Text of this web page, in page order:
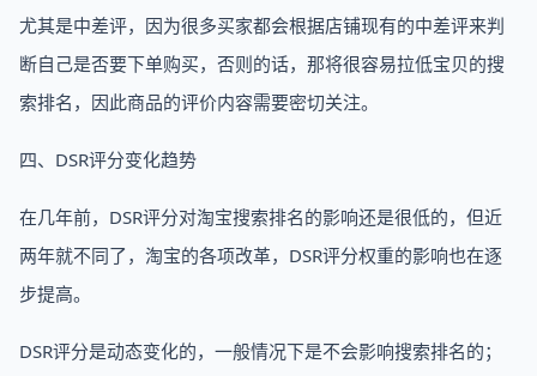
尤其是中差评，因为很多买家都会根据店铺现有的中差评来判
断自己是否要下单购买，否则的话，那将很容易拉低宝贝的搜
索排名，因此商品的评价内容需要密切关注。
四、DSR评分变化趋势
在几年前，DSR评分对淘宝搜索排名的影响还是很低的，但近
两年就不同了，淘宝的各项改革，DSR评分权重的影响也在逐
步提高。
DSR评分是动态变化的，一般情况下是不会影响搜索排名的；